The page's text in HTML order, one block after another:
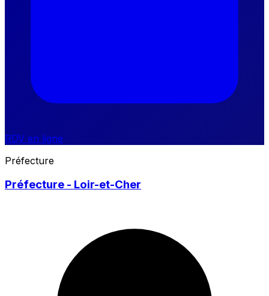
RDV en ligne
Préfecture
Préfecture - Loir-et-Cher